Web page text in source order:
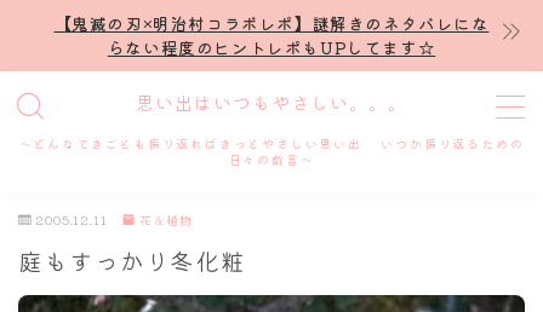
【鬼滅の刃×明治村コラボレポ】謎解きのネタバレにな
らない程度のヒントレポもUPしてます☆
思い出はいつもやさしい。。。
～どんなできごとも振り返ればきっとやさしい思い出 いつか振り返るための
日々の戯言～
MENU
プロフィール
謎解き
2005.12.11 花＆植物
庭もすっかり冬化粧